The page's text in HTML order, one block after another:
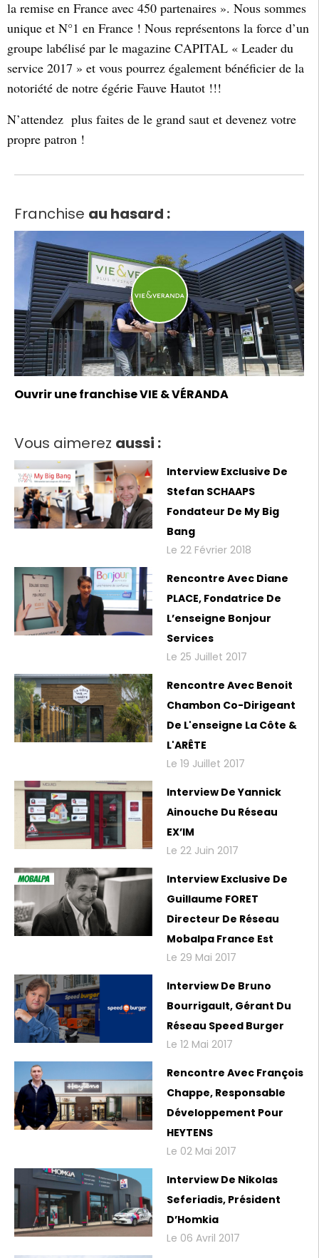
la remise en France avec 450 partenaires ». Nous sommes
unique et N°1 en France ! Nous représentons la force d’un
groupe labélisé par le magazine CAPITAL « Leader du
service 2017 » et vous pourrez également bénéficier de la
notoriété de notre égérie Fauve Hautot !!!
N’attendez plus faites de le grand saut et devenez votre
propre patron !
Franchise au hasard :
Ouvrir une franchise VIE & VÉRANDA
Vous aimerez aussi :
Interview Exclusive De
Stefan SCHAAPS
Fondateur De My Big
Bang
Le 22 Février 2018
Rencontre Avec Diane
PLACE, Fondatrice De
L’enseigne Bonjour
Services
Le 25 Juillet 2017
Rencontre Avec Benoit
Chambon Co-Dirigeant
De L'enseigne La Côte &
L'ARÊTE
Le 19 Juillet 2017
Interview De Yannick
Ainouche Du Réseau
EX’IM
Le 22 Juin 2017
Interview Exclusive De
Guillaume FORET
Directeur De Réseau
Mobalpa France Est
Le 29 Mai 2017
Interview De Bruno
Bourrigault, Gérant Du
Réseau Speed Burger
Le 12 Mai 2017
Rencontre Avec François
Chappe, Responsable
Développement Pour
HEYTENS
Le 02 Mai 2017
Interview De Nikolas
Seferiadis, Président
D’Homkia
Le 06 Avril 2017